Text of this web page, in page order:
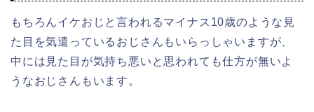
もちろんイケおじと言われるマイナス10歳のような見
た目を気遣っているおじさんもいらっしゃいますが、
中には見た目が気持ち悪いと思われても仕方が無いよ
うなおじさんもいます。